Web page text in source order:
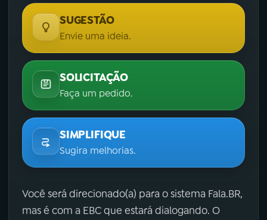
SUGESTÃO
Envie uma ideia.
SOLICITAÇÃO
Faça um pedido.
SIMPLIFIQUE
Sugira melhorias.
Você será direcionado(a) para o sistema Fala.BR,
mas é com a EBC que estará dialogando. O